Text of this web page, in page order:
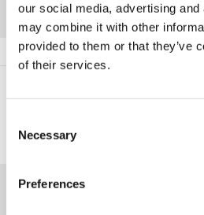
our social media, advertising
may combine it with other
provided to them or that they’ve
of their services.
Selection
Necessary
Preferences